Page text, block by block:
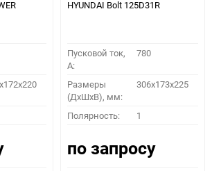
HYUNDAI Bolt 125D31R
Пусковой ток,
A:
780
Размеры
(ДхШхВ), мм:
306x173x225
Полярность: 1
по запросу